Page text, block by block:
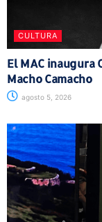
CULTURA
El MAC inaugura
Macho Camacho
agosto 5, 2026